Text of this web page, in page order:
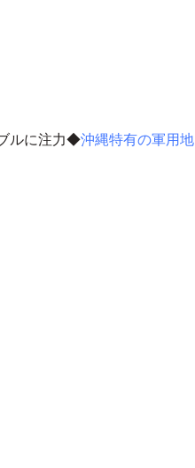
ルに注力◆沖縄特有の軍用